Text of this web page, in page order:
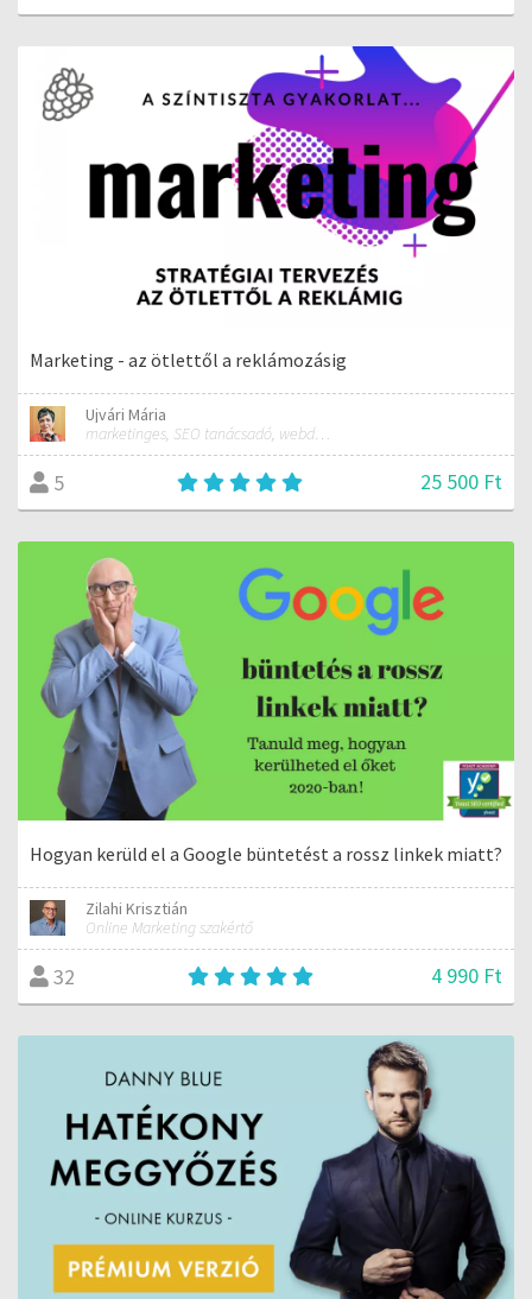
Marketing - az ötlettől a reklámozásig
Ujvári Mária
marketinges, SEO tanácsadó, webdesigner
5 25 500 Ft
Hogyan kerüld el a Google büntetést a rossz linkek miatt?
Zilahi Krisztián
Online Marketing szakértő
32 4 990 Ft